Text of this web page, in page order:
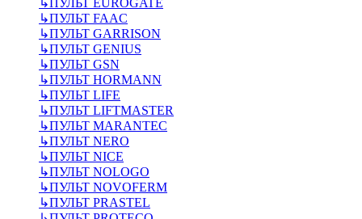
↳ПУЛЬТ EUROGATE
↳ПУЛЬТ FAAC
↳ПУЛЬТ GARRISON
↳ПУЛЬТ GENIUS
↳ПУЛЬТ GSN
↳ПУЛЬТ HORMANN
↳ПУЛЬТ LIFE
↳ПУЛЬТ LIFTMASTER
↳ПУЛЬТ MARANTEC
↳ПУЛЬТ NERO
↳ПУЛЬТ NICE
↳ПУЛЬТ NOLOGO
↳ПУЛЬТ NOVOFERM
↳ПУЛЬТ PRASTEL